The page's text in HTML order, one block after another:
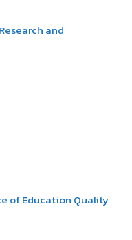
and
of Education Quality